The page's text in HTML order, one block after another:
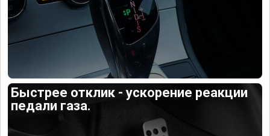
Быстрее отклик - ускорение реакции
педали газа.